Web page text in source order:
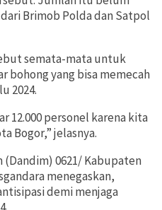
Brimob Polda dan Satpol
semata-mata untuk
bohong yang bisa memecah
2024.
12.000 personel karena kita
Bogor,” jelasnya.
(Dandim) 0621/ Kabupaten
menegaskan,
demi menjaga